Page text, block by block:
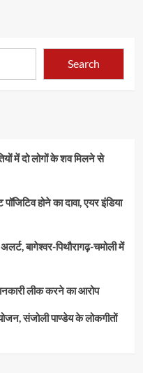
Search
में दो लोगों के शव मिलने से
होने का दावा, एयर इंडिया
बागेश्वर-पिथौरागढ़-चमोली में
लीक करने का आरोप
संजोली पाण्डेय के लोकगीतों